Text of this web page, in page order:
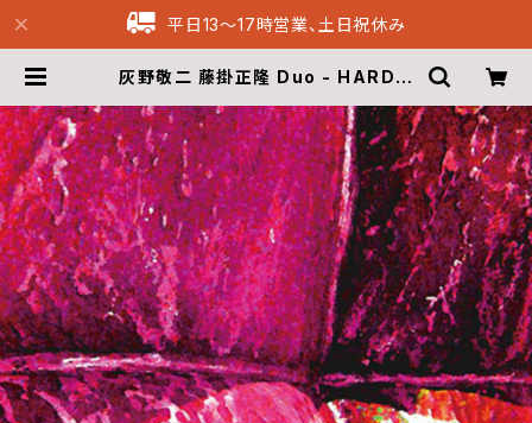
平日13〜17時営業、土日祝休み
灰野敬二 藤掛正隆 Duo - HARDを
か？ (CD) | Musique69 Archive
Recordings